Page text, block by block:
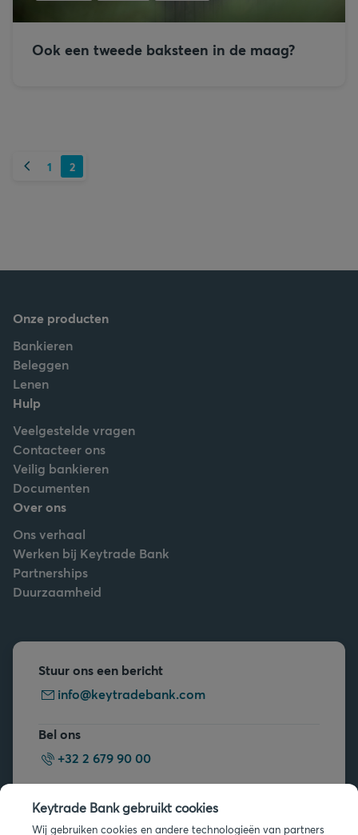
Ook een tweede baksteen in de maag?
Vorige 1 2
Onze producten
Bankieren
Beleggen
Lenen
Hulp
Veelgestelde vragen
Contacteer ons
Veilig bankieren
Documenten
Over ons
Ons verhaal
Werken bij Keytrade Bank
Partnerships
Duurzaamheid
Stuur ons een bericht
info@keytradebank.com
Bel ons
+32 2 679 90 00
Veelgestelde vragen
Keytrade Bank gebruikt cookies
Wij gebruiken cookies en andere technologieën van partners